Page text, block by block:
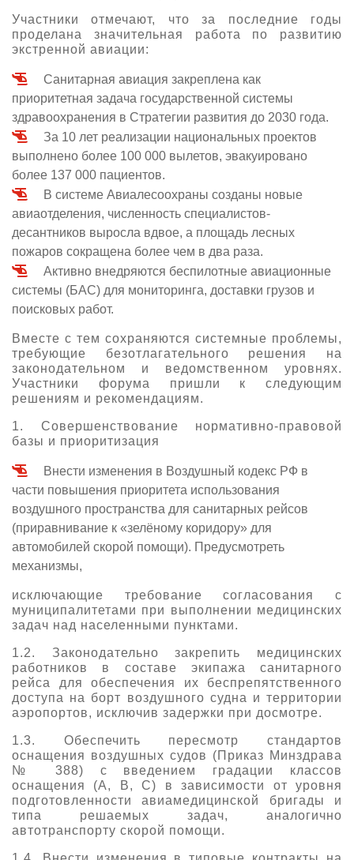
Участники отмечают, что за последние годы
проделана значительная работа по развитию
экстренной авиации:
Санитарная авиация закреплена как
приоритетная задача государственной системы
здравоохранения в Стратегии развития до 2030 года.
За 10 лет реализации национальных проектов
выполнено более 100 000 вылетов, эвакуировано
более 137 000 пациентов.
В системе Авиалесоохраны созданы новые
авиаотделения, численность специалистов-
десантников выросла вдвое, а площадь лесных
пожаров сокращена более чем в два раза.
Активно внедряются беспилотные авиационные
системы (БАС) для мониторинга, доставки грузов и
поисковых работ.
Вместе с тем сохраняются системные проблемы,
требующие безотлагательного решения на
законодательном и ведомственном уровнях.
Участники форума пришли к следующим
решениям и рекомендациям.
1. Совершенствование нормативно-правовой
базы и приоритизация
Внести изменения в Воздушный кодекс РФ в
части повышения приоритета использования
воздушного пространства для санитарных рейсов
(приравнивание к «зелёному коридору» для
автомобилей скорой помощи). Предусмотреть
механизмы,
исключающие требование согласования с
муниципалитетами при выполнении медицинских
задач над населенными пунктами.
1.2. Законодательно закрепить медицинских
работников в составе экипажа санитарного
рейса для обеспечения их беспрепятственного
доступа на борт воздушного судна и территории
аэропортов, исключив задержки при досмотре.
1.3. Обеспечить пересмотр стандартов
оснащения воздушных судов (Приказ Минздрава
№ 388) с введением градации классов
оснащения (A, B, C) в зависимости от уровня
подготовленности авиамедицинской бригады и
типа решаемых задач, аналогично
автотранспорту скорой помощи.